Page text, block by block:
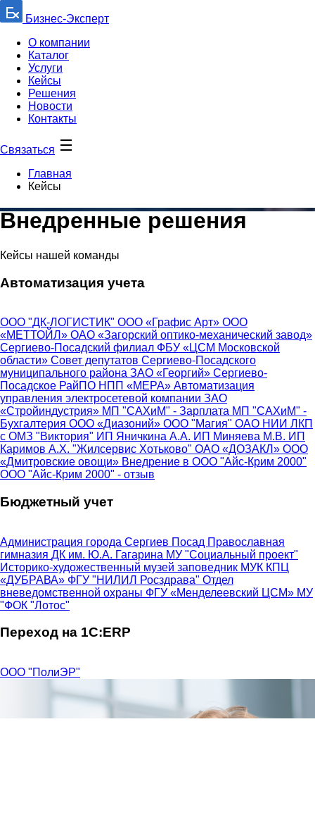
Бизнес-Эксперт
О компании
Каталог
Услуги
Кейсы
Решения
Новости
Контакты
Связаться
Главная
Кейсы
Внедренные решения
Кейсы нашей команды
Автоматизация учета
ООО "ДК-ЛОГИСТИК" ООО «Графис Арт» ООО
«МЕТТОЙЛ» ОАО «Загорский оптико-механический завод»
Сергиево-Посадский филиал ФБУ «ЦСМ Московской
области» Совет депутатов Сергиево-Посадского
муниципального района ЗАО «Георгий» Сергиево-
Посадское РайПО НПП «МЕРА» Автоматизация
управления электросетевой компании ЗАО
«Стройиндустрия» МП "САХиМ" - Зарплата МП "САХиМ" -
Бухгалтерия ООО «Диазоний» ООО "Магия" ОАО НИИ ЛКП
с ОМЗ "Виктория" ИП Яничкина А.А. ИП Миняева М.В. ИП
Каримов А.Х. "Жилсервис Хотьково" ОАО «ДОЗАКЛ» ООО
«Дмитровские овощи» Внедрение в ООО "Айс-Крим 2000"
ООО "Айс-Крим 2000" - отзыв
Бюджетный учет
Администрация города Сергиев Посад Православная
гимназия ДК им. Ю.А. Гагарина МУ "Социальный проект"
Историко-художественный музей заповедник МУК КПЦ
«ДУБРАВА» ФГУ "НИЛИЛ Росздрава" Отдел
вневедомственной охраны ФГУ «Менделеевский ЦСМ» МУ
"ФОК "Лотос"
Переход на 1C:ERP
ООО "ПолиЭР"